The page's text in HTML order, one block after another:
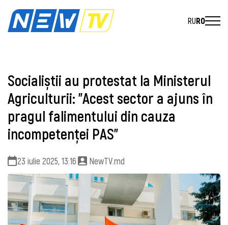
RURO
Socialiștii au protestat la Ministerul
Agriculturii: ”Acest sector a ajuns în
pragul falimentului din cauza
incompetenței PAS”
23 iulie 2025, 13:16 NewTV.md